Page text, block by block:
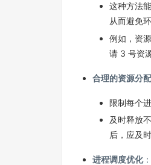
这种方法
从而避免
例如，资
请 3 号资
合理的资源分
限制每个
及时释放
后，应及
进程调度优化